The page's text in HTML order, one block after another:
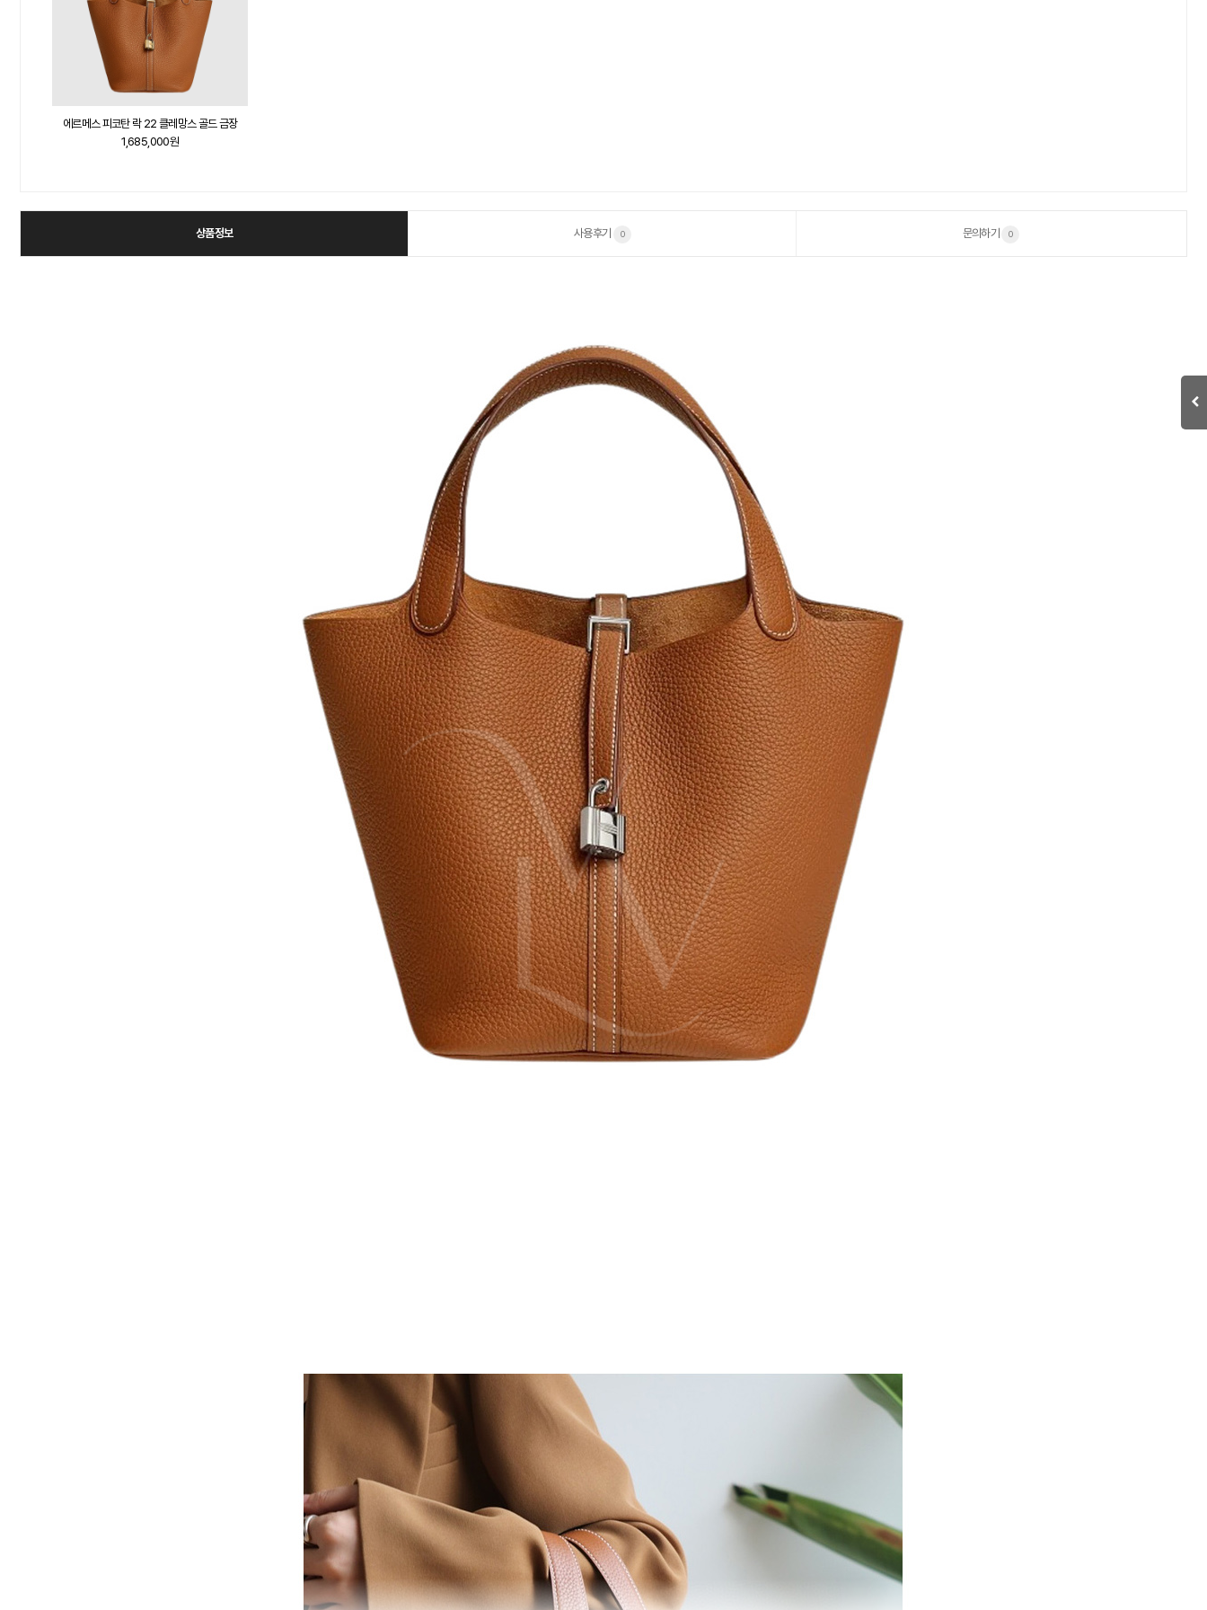
에르메스 피코탄 락 22 클레망스 골드 금장
1,685,000원
상품정보 사용후기 0 문의하기 0